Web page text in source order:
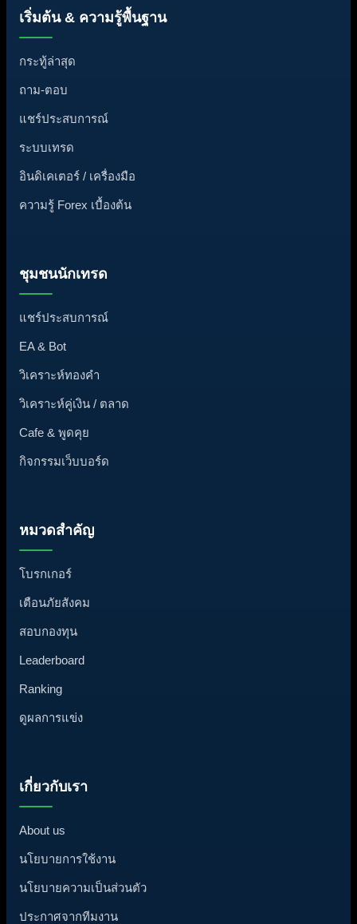
เริ่มต้น & ความรู้พื้นฐาน
กระทู้ล่าสุด
ถาม-ตอบ
แชร์ประสบการณ์
ระบบเทรด
อินดิเคเตอร์ / เครื่องมือ
ความรู้ Forex เบื้องต้น
ชุมชนนักเทรด
แชร์ประสบการณ์
EA & Bot
วิเคราะห์ทองคำ
วิเคราะห์คู่เงิน / ตลาด
Cafe & พูดคุย
กิจกรรมเว็บบอร์ด
หมวดสำคัญ
โบรกเกอร์
เตือนภัยสังคม
สอบกองทุน
Leaderboard
Ranking
ดูผลการแข่ง
เกี่ยวกับเรา
About us
นโยบายการใช้งาน
นโยบายความเป็นส่วนตัว
ประกาศจากทีมงาน